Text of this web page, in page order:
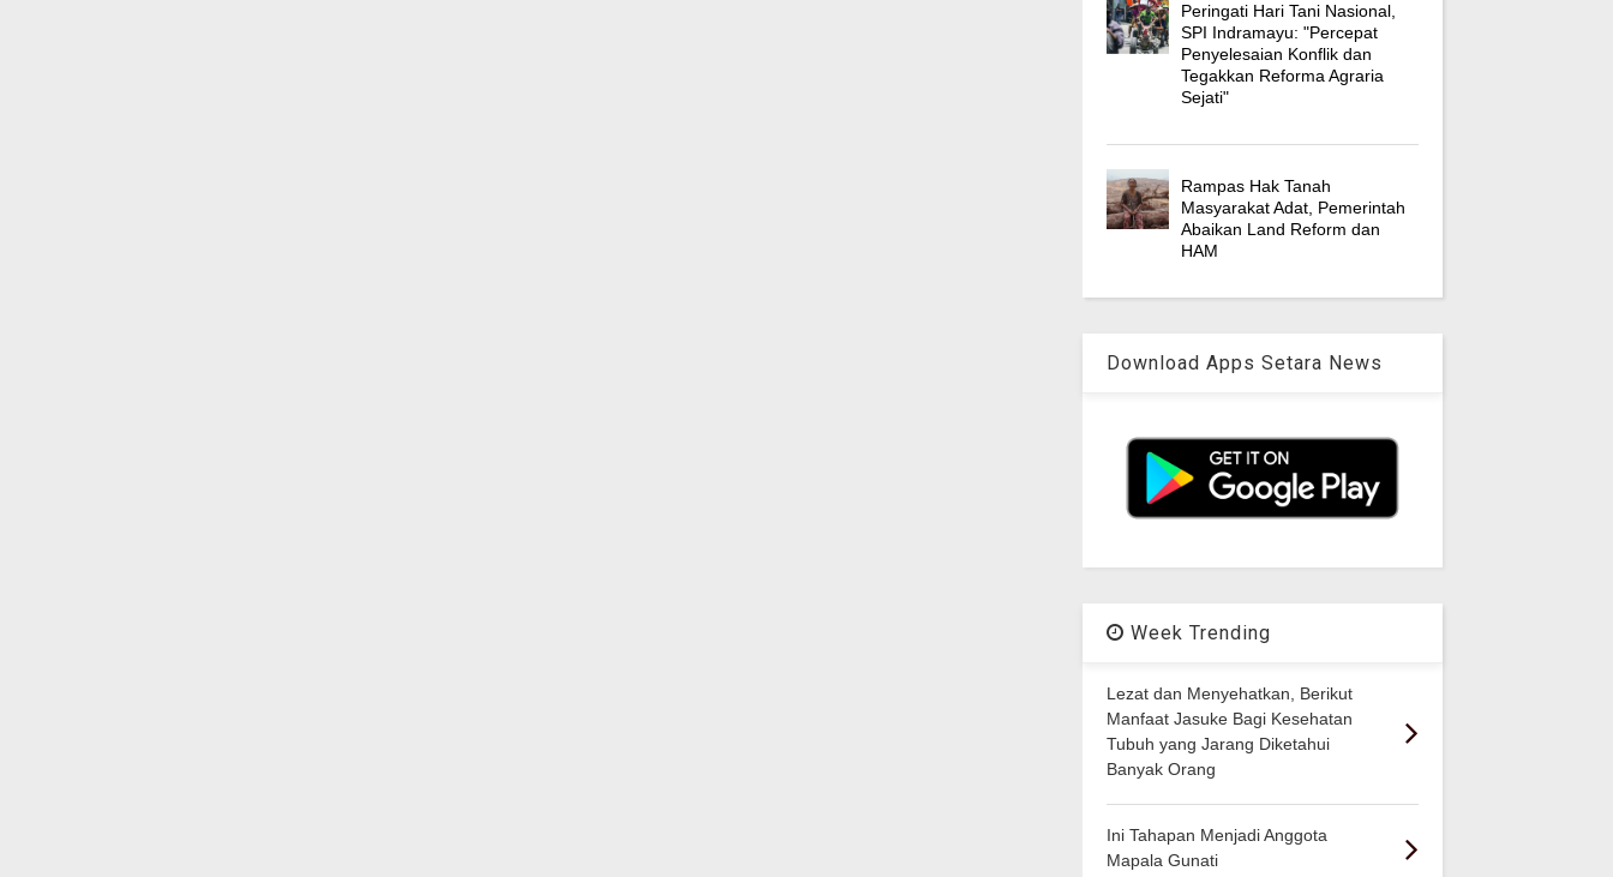
Peringati Hari Tani Nasional,
SPI Indramayu: "Percepat
Penyelesaian Konflik dan
Tegakkan Reforma Agraria
Sejati"
Rampas Hak Tanah
Masyarakat Adat, Pemerintah
Abaikan Land Reform dan
HAM
Download Apps Setara News
Week Trending
Lezat dan Menyehatkan, Berikut
Manfaat Jasuke Bagi Kesehatan
Tubuh yang Jarang Diketahui
Banyak Orang
Ini Tahapan Menjadi Anggota
Mapala Gunati